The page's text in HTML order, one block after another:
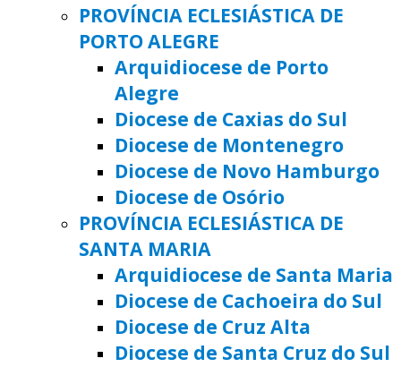
PROVÍNCIA ECLESIÁSTICA DE
PORTO ALEGRE
Arquidiocese de Porto
Alegre
Diocese de Caxias do Sul
Diocese de Montenegro
Diocese de Novo Hamburgo
Diocese de Osório
PROVÍNCIA ECLESIÁSTICA DE
SANTA MARIA
Arquidiocese de Santa Maria
Diocese de Cachoeira do Sul
Diocese de Cruz Alta
Diocese de Santa Cruz do Sul